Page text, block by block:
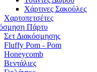
Χάρτινες Σακούλες
Χαρτοπετσέτες
Πάρτυ
Σετ Διακόσμησης
Fluffy Pom - Pom
Honeycomb
Βεντάλιες